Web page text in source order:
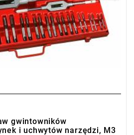
gwintowników
i uchwytów narzędzi, M3